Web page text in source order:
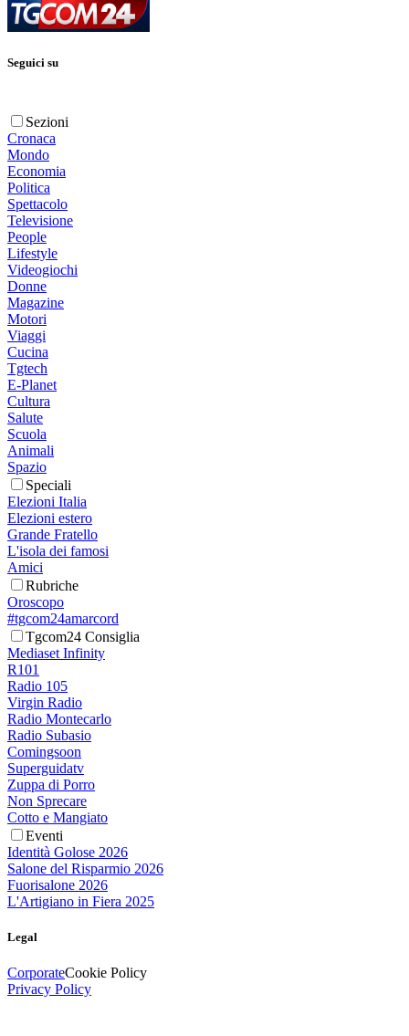
Seguici su
Sezioni
Cronaca
Mondo
Economia
Politica
Spettacolo
Televisione
People
Lifestyle
Videogiochi
Donne
Magazine
Motori
Viaggi
Cucina
Tgtech
E-Planet
Cultura
Salute
Scuola
Animali
Spazio
Speciali
Elezioni Italia
Elezioni estero
Grande Fratello
L'isola dei famosi
Amici
Rubriche
Oroscopo
#tgcom24amarcord
Tgcom24 Consiglia
Mediaset Infinity
R101
Radio 105
Virgin Radio
Radio Montecarlo
Radio Subasio
Comingsoon
Superguidatv
Zuppa di Porro
Non Sprecare
Cotto e Mangiato
Eventi
Identità Golose 2026
Salone del Risparmio 2026
Fuorisalone 2026
L'Artigiano in Fiera 2025
Legal
CorporateCookie Policy
Privacy Policy